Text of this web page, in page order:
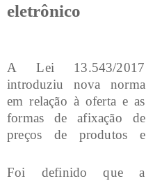
eletrônico
A Lei 13.543/2017
introduziu nova norma
em relação à oferta e as
formas de afixação de
preços de produtos e
condições de
informações ao
consumidor no comércio
Foi definido que a
forma ostensiva e com